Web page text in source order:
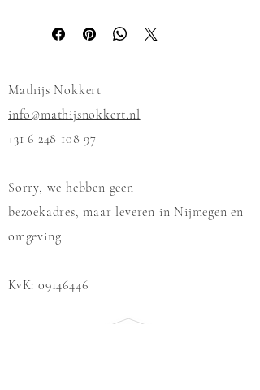
Mathijs Nokkert
info@mathijsnokkert.nl
+31 6 248 108 97
Sorry, we hebben geen
bezoekadres, maar leveren in Nijmegen en
omgeving
KvK: 09146446